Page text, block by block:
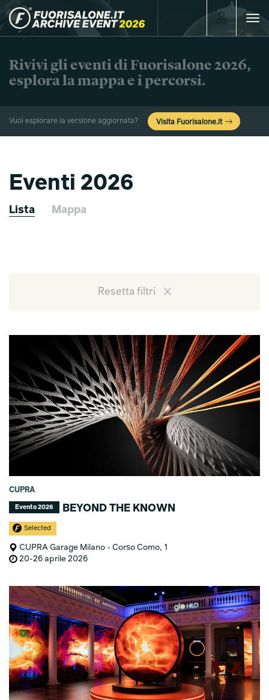
Toggle
Rivivi gli eventi di Fuorisalone 2026,
esplora la mappa e i percorsi.
Vuoi esplorare la versione aggiornata? Visita Fuorisalone.it
Eventi 2026
Lista Mappa
Resetta filtri
CUPRA
Evento 2026 BEYOND THE KNOWN
Selected
CUPRA Garage Milano - Corso Como, 1
20-26 aprile 2026